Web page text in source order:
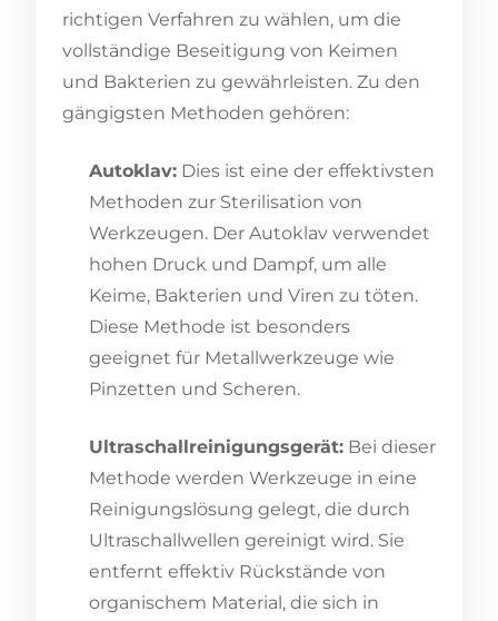
richtigen Verfahren zu wählen, um die
vollständige Beseitigung von Keimen
und Bakterien zu gewährleisten. Zu den
gängigsten Methoden gehören:
Autoklav: Dies ist eine der effektivsten
Methoden zur Sterilisation von
Werkzeugen. Der Autoklav verwendet
hohen Druck und Dampf, um alle
Keime, Bakterien und Viren zu töten.
Diese Methode ist besonders
geeignet für Metallwerkzeuge wie
Pinzetten und Scheren.
Ultraschallreinigungsgerät: Bei dieser
Methode werden Werkzeuge in eine
Reinigungslösung gelegt, die durch
Ultraschallwellen gereinigt wird. Sie
entfernt effektiv Rückstände von
organischem Material, die sich in